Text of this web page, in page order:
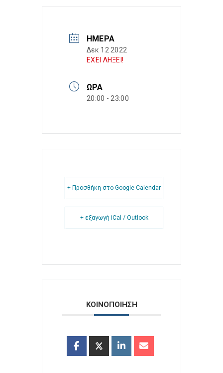
ΗΜΈΡΑ
Δεκ 12 2022
ΕΧΕΙ ΛΗΞΕΙ!
ΏΡΑ
20:00 - 23:00
+ Προσθήκη στο Google Calendar
+ εξαγωγή iCal / Outlook
ΚΟΙΝΟΠΟΙΗΣΗ